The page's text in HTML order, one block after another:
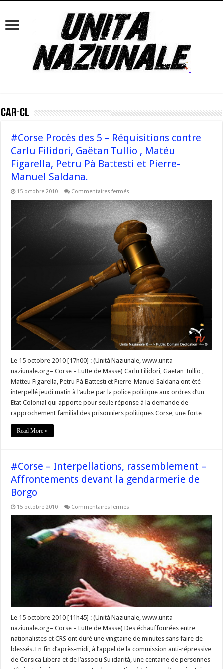
CAR-CL
#Corse Procès des 5 – Réquisitions contre
Carlu Filidori, Gaëtan Tullio , Matéu
Figarella, Petru Pà Battesti et Pierre-
Manuel Saldana.
15 octobre 2010 Commentaires fermés
Procès
des
5
–
Réquisitions
contre
Carlu
Filidori,
Gaëtan
Tullio
,
Matéu
Figarella,
Petru
Pà
Battesti
et
Pierre-
Manuel
Saldana.
Le 15 octobre 2010 [17h00] : (Unità Naziunale, www.unita-
naziunale.org– Corse – Lutte de Masse) Carlu Filidori, Gaëtan Tullio ,
Matteu Figarella, Petru Pà Battesti et Pierre-Manuel Saldana ont été
interpellé jeudi matin à l’aube par la police politique aux ordres d’un
Etat Colonial qui apporte pour seule réponse à la demande de
rapprochement familial des prisonniers politiques Corse, une forte …
Read More »
#Corse – Interpellations, rassemblement –
Affrontements devant la gendarmerie de
Borgo
15 octobre 2010 Commentaires fermés
Interpellations,
rassemblement
–
Affrontements
devant
la
gendarmerie
de
Borgo
Le 15 octobre 2010 [11h45] : (Unità Naziunale, www.unita-
naziunale.org– Corse – Lutte de Masse) Des échauffourées entre
nationalistes et CRS ont duré une vingtaine de minutes sans faire de
blessés. En fin d’après-midi, à l’appel de la commission anti-répressive
de Corsica Libera et de l’associu Sulidarità, une centaine de personnes